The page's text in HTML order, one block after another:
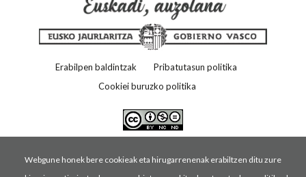
Erabilpen baldintzak
Pribatutasun politika
Cookiei buruzko politika
Webgune honek bere cookieak eta hirugarrenenak erabiltzen ditu zure